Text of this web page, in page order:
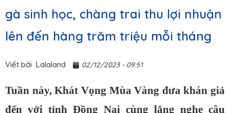
gà sinh học, chàng trai thu lợi nhuận
lên đến hàng trăm triệu mỗi tháng
Viết bởi Lalaland 02/12/2023 - 09:51
Tuần này, Khát Vọng Mùa Vàng đưa khán giả
đến với tỉnh Đồng Nai cùng lắng nghe câu